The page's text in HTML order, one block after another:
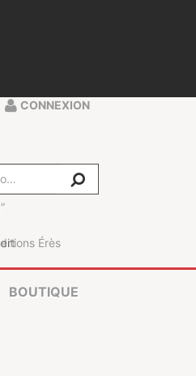
CONNEXION
BOUTIQUE